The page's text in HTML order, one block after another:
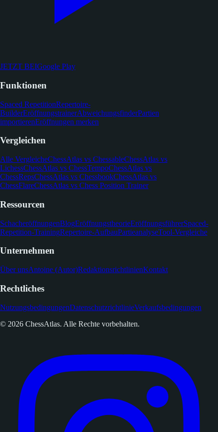
JETZT BEIGoogle Play
Funktionen
Spaced RepetitionRepertoire-
BuilderEröffnungstrainerAbweichungsfinderPartien
importierenEröffnungen merken
Vergleichen
Alle VergleicheChessAtlas vs ChessableChessAtlas vs
LichessChessAtlas vs ChessTempoChessAtlas vs
ChessRepsChessAtlas vs ChessbookChessAtlas vs
ChessFlareChessAtlas vs Chess Position Trainer
Ressourcen
SchacheröffnungenBlogEröffnungstheorieEröffnungsführerSpaced-
Repetition-TrainingRepertoire-AufbauPartieanalyseTool-Vergleiche
Unternehmen
Über unsAntoine (Autor)RedaktionsrichtlinienKontakt
Rechtliches
NutzungsbedingungenDatenschutzrichtlinieVerkaufsbedingungen
© 2026 ChessAtlas. Alle Rechte vorbehalten.